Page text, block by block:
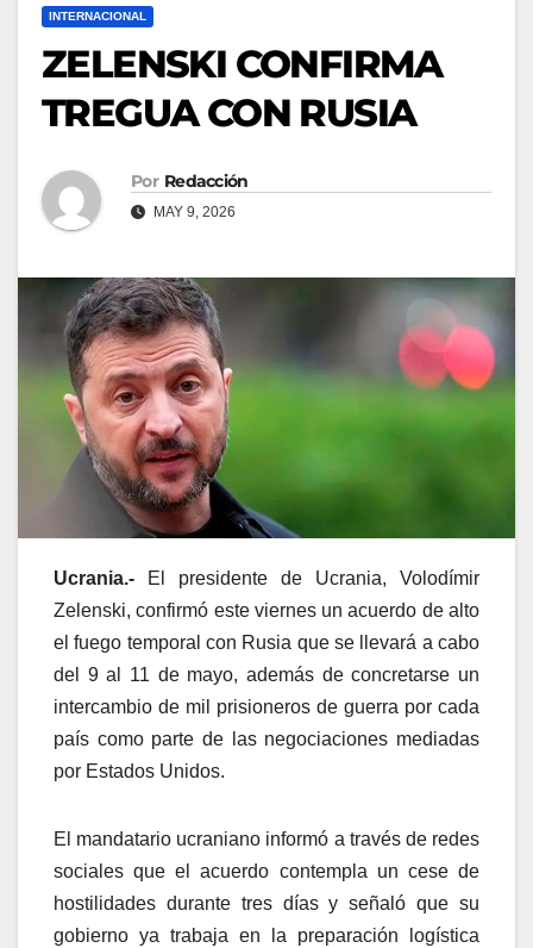
INTERNACIONAL
ZELENSKI CONFIRMA
TREGUA CON RUSIA
Por Redacción
MAY 9, 2026
Ucrania.- El presidente de Ucrania, Volodímir
Zelenski, confirmó este viernes un acuerdo de alto
el fuego temporal con Rusia que se llevará a cabo
del 9 al 11 de mayo, además de concretarse un
intercambio de mil prisioneros de guerra por cada
país como parte de las negociaciones mediadas
por Estados Unidos.
El mandatario ucraniano informó a través de redes
sociales que el acuerdo contempla un cese de
hostilidades durante tres días y señaló que su
gobierno ya trabaja en la preparación logística